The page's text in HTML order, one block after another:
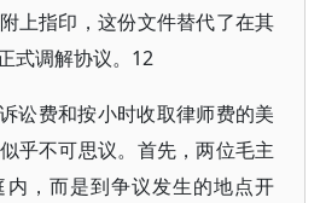
上指印，这份文件替代了在其
式调解协议。12
讼费和按小时收取律师费的美
乎不可思议。首先，两位毛主
内，而是到争议发生的地点开